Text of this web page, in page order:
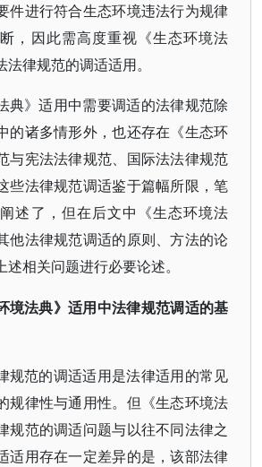
件进行符合生态环境违法行为规律
，因此需高度重视《生态环境法
律规范的调适适用。
典》适用中需要调适的法律规范除
的诸多情形外，也还存在《生态环
与宪法法律规范、国际法法律规范
些法律规范调适鉴于篇幅所限，笔
述了，但在后文中《生态环境法
他法律规范调适的原则、方法的论
述相关问题进行必要论述。
境法典》适用中法律规范调适的基
规范的调适适用是法律适用的常见
规律性与通用性。但《生态环境法
规范的调适问题与以往不同法律之
适用存在一定差异的是，该部法律